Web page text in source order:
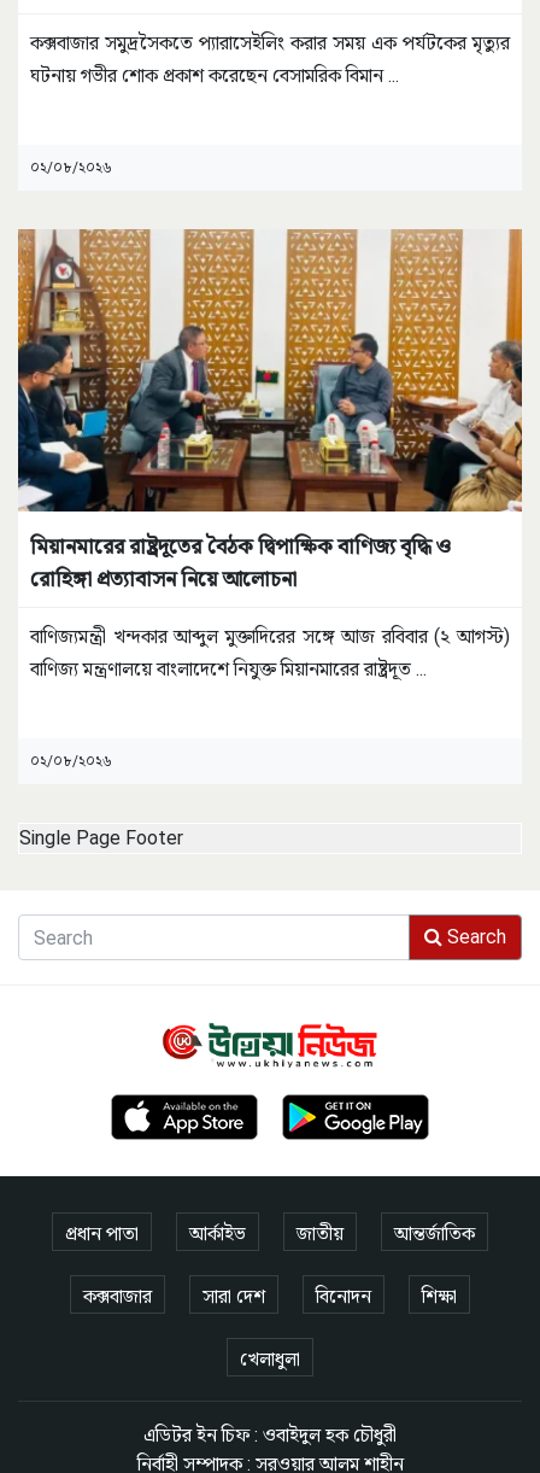
কক্সবাজার সমুদ্রসৈকতে প্যারাসেইলিং করার সময় এক পর্যটকের মৃত্যুর
ঘটনায় গভীর শোক প্রকাশ করেছেন বেসামরিক বিমান ...
০২/০৮/২০২৬
মিয়ানমারের রাষ্ট্রদূতের বৈঠক দ্বিপাক্ষিক বাণিজ্য বৃদ্ধি ও
রোহিঙ্গা প্রত্যাবাসন নিয়ে আলোচনা
বাণিজ্যমন্ত্রী খন্দকার আব্দুল মুক্তাদিরের সঙ্গে আজ রবিবার (২ আগস্ট)
বাণিজ্য মন্ত্রণালয়ে বাংলাদেশে নিযুক্ত মিয়ানমারের রাষ্ট্রদূত ...
০২/০৮/২০২৬
Single Page Footer
Search
প্রধান পাতা আর্কাইভ জাতীয় আন্তর্জাতিক
কক্সবাজার সারা দেশ বিনোদন শিক্ষা
খেলাধুলা
এডিটর ইন চিফ : ওবাইদুল হক চৌধুরী
নির্বাহী সম্পাদক : সরওয়ার আলম শাহীন